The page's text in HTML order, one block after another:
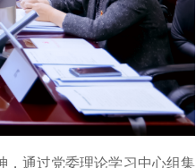
，通过党委理论学习中心组集